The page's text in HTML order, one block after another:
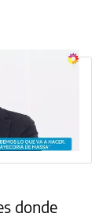
donde